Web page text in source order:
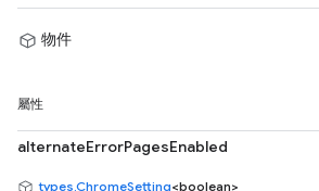
物件
屬性
alternateErrorPagesEnabled
types.ChromeSetting<boolean>